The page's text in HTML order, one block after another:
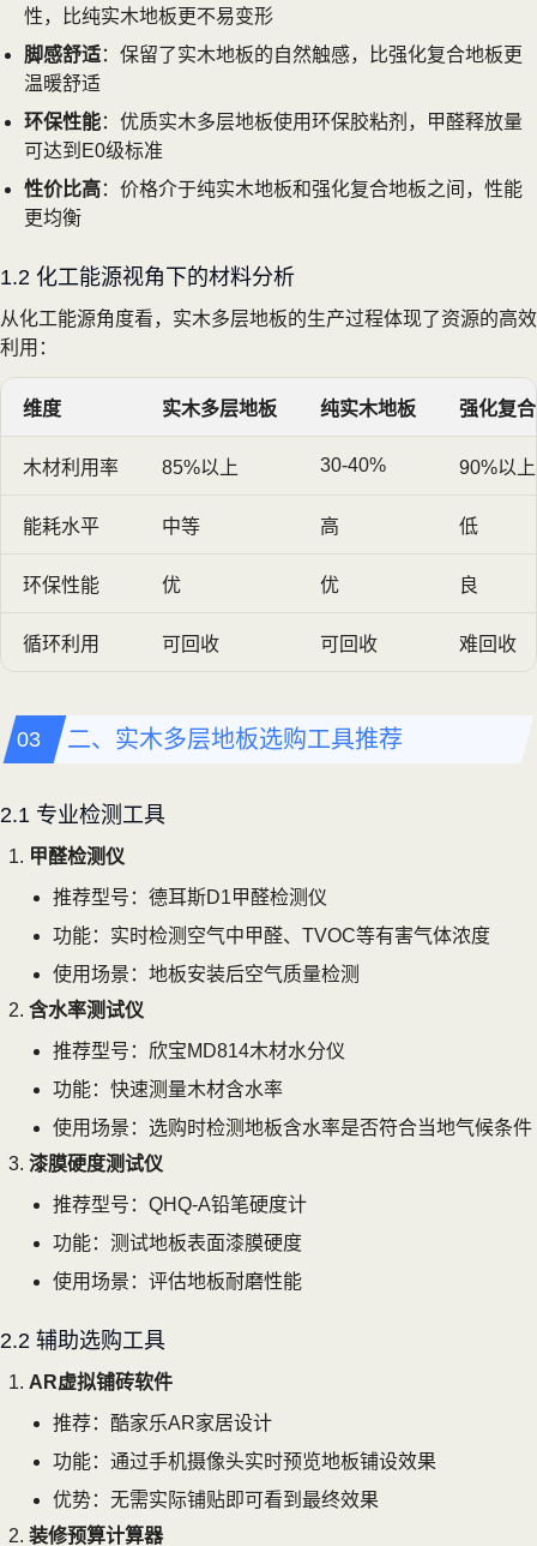
性，比纯实木地板更不易变形
脚感舒适：保留了实木地板的自然触感，比强化复合地板更
温暖舒适
环保性能：优质实木多层地板使用环保胶粘剂，甲醛释放量
可达到E0级标准
性价比高：价格介于纯实木地板和强化复合地板之间，性能
更均衡
1.2 化工能源视角下的材料分析
从化工能源角度看，实木多层地板的生产过程体现了资源的高效
利用：
维度 实木多层地板 纯实木地板 强化复
木材利用率 85%以上 30-40% 90%以上
能耗水平 中等 高 低
环保性能 优 优 良
循环利用 可回收 可回收 难回收
二、实木多层地板选购工具推荐
2.1 专业检测工具
甲醛检测仪
推荐型号：德耳斯D1甲醛检测仪
功能：实时检测空气中甲醛、TVOC等有害气体浓度
使用场景：地板安装后空气质量检测
含水率测试仪
推荐型号：欣宝MD814木材水分仪
功能：快速测量木材含水率
使用场景：选购时检测地板含水率是否符合当地气候条件
漆膜硬度测试仪
推荐型号：QHQ-A铅笔硬度计
功能：测试地板表面漆膜硬度
使用场景：评估地板耐磨性能
2.2 辅助选购工具
AR虚拟铺砖软件
推荐：酷家乐AR家居设计
功能：通过手机摄像头实时预览地板铺设效果
优势：无需实际铺贴即可看到最终效果
装修预算计算器